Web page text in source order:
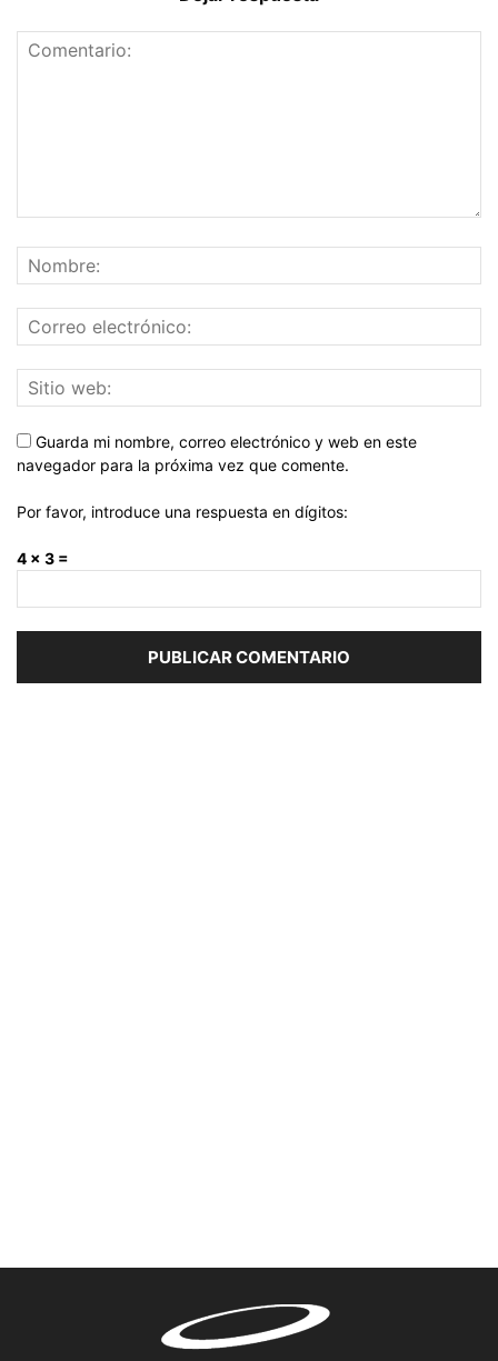
Guarda mi nombre, correo electrónico y web en este
navegador para la próxima vez que comente.
Por favor, introduce una respuesta en dígitos:
4 × 3 =